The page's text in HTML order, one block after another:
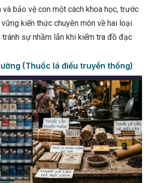
bảo vệ con một cách khoa học, trước
kiến thức chuyên môn về hai loại
tránh sự nhầm lẫn khi kiểm tra đồ đạc
(Thuốc lá điếu truyền thống)